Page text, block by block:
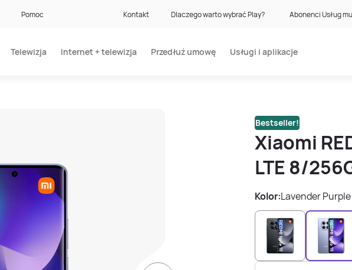
Pomoc Kontakt Dlaczego warto wybrać Play? Abonenci Usług
Telewizja Internet + telewizja Przedłuż umowę Usługi i aplikacje
Xiaomi
LTE 8/
Bestseller!
Kolor:Lavender Purple